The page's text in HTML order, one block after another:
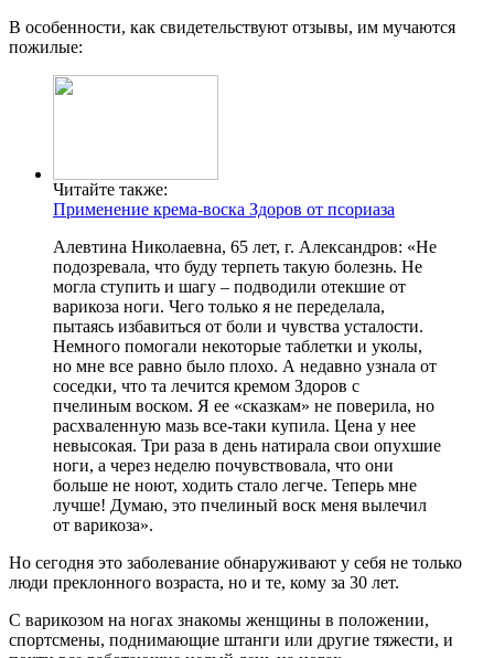
В особенности, как свидетельствуют отзывы, им мучаются
пожилые:
Читайте также:
Применение крема-воска Здоров от псориаза
Алевтина Николаевна, 65 лет, г. Александров: «Не
подозревала, что буду терпеть такую болезнь. Не
могла ступить и шагу – подводили отекшие от
варикоза ноги. Чего только я не переделала,
пытаясь избавиться от боли и чувства усталости.
Немного помогали некоторые таблетки и уколы,
но мне все равно было плохо. А недавно узнала от
соседки, что та лечится кремом Здоров с
пчелиным воском. Я ее «сказкам» не поверила, но
расхваленную мазь все-таки купила. Цена у нее
невысокая. Три раза в день натирала свои опухшие
ноги, а через неделю почувствовала, что они
больше не ноют, ходить стало легче. Теперь мне
лучше! Думаю, это пчелиный воск меня вылечил
от варикоза».
Но сегодня это заболевание обнаруживают у себя не только
люди преклонного возраста, но и те, кому за 30 лет.
С варикозом на ногах знакомы женщины в положении,
спортсмены, поднимающие штанги или другие тяжести, и